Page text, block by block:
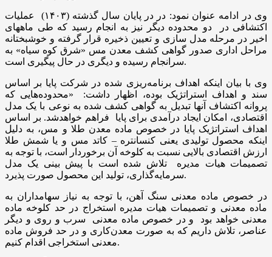
وی در ادامه عنوان نمود: در در پایان سال گذشته (۱۴۰۳) عملیات
اکتشافی در دو محدوده دیگر نیز به انجام رسید که طی ماههای
اخیر در مرحله مدل سازی و تعیین ذخیره قرار گرفته و خوشبختانه
مراحل اداری صدور گواهی کشف معدن مس «شرق کوه سیاه» به
سرانجام رسیده و دیگری در حال پیگیری است.
وی با بیان اینکه اهداف برنامه‌ریزی شده در شرکت پایا بر اساس
سند و اهداف استراتژیک بوده، اظهار داشت: «محدوده‌هایی که
پروانه اکتشاف آنها تبدیل به گواهی کشف شده به نوعی با یک مدل
اقتصادی، امکان ایجاد درآمدی برای پایا فراهم خواهدشد. بر اساس
اهداف استراتژیک پایا در خصوص ماده معدن طلا و مس، به دلیل
اینکه محصول تولیدی یعنی کنسانتره – کاتد مس و یا شمش طلا
ارزش اقتصادی بالایی نسبت به کلوخه آن برخوردار است، با توجه به
تصمیمات هیات مدیره تلاش شده است با پیش بینی یک مدل
سرمایه‌گذاری، تولید این محصول صورت پذیرد.
در خصوص ماده معدنی سنگ آهن، با توجه به نیاز سهامداران به
ماده معدنی و تصمیمات هیات مدیره استخراج در حد کلوخه ماده
معدنی خواهد بود و در خصوص ماده معدنی سرب و روی و دیگر
عناصر، تلاش داریم که به صورت معدن‌کاری و در حد فروش ماده
معدنی استخراجی اقدام کنیم.